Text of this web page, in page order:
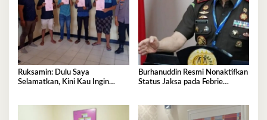
Ruksamin: Dulu Saya
Selamatkan, Kini Kau Ingin
Burhanuddin Resmi Nonaktifkan
Status Jaksa pada Febrie